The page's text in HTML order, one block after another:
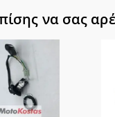
να σας